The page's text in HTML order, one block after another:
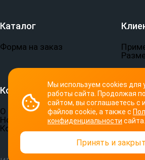
Мы используем cookies для
работы сайта. Продолжая
сайтом, вы соглашаетесь с
файлов cookie, а также с
конфиденциальности сайта.
Принять и
Каталог
Форма на заказ
Компания
О компании
Новости
Контакты